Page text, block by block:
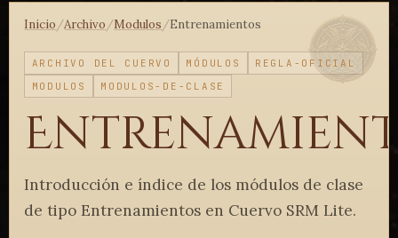
Inicio/Archivo/Modulos/Entrenamientos
ARCHIVO DEL CUERVO MÓDULOS
REGLA-OFICIAL
MODULOS
MODULOS-DE-CLASE
Introducción e índice de los módulos de clase
de tipo Entrenamientos en Cuervo SRM Lite.